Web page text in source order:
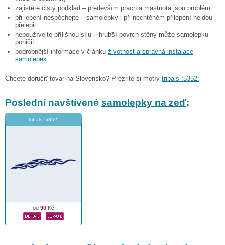
zajistěte čistý podklad – především prach a mastnota jsou problém
při lepení nespěchejte – samolepky i při nechtěném přilepení nejdou
přelepit
nepoužívejte přílišnou sílu – hrubší povrch stěny může samolepku
poničit
podrobnější informace v článku životnost a správná instalace
samolepek
Chcete doručiť tovar na Slovensko? Prezrite si motív tribals :5352:
Poslední navštívené samolepky na zeď:
tribals :5352:
od 90 Kč